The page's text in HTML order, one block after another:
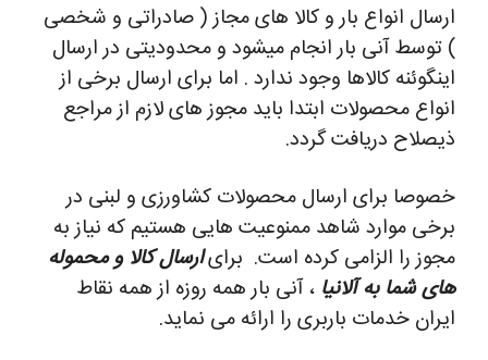
ارسال انواع بار و کالا های مجاز ( صادراتی و شخصی
) توسط آنی بار انجام میشود و محدودیتی در ارسال
اینگوئنه کالاها وجود ندارد . اما برای ارسال برخی از
انواع محصولات ابتدا باید مجوز های لازم از مراجع
ذیصلاح دریافت گردد.
خصوصا برای ارسال محصولات کشاورزی و لبنی در
برخی موارد شاهد ممنوعیت هایی هستیم که نیاز به
مجوز را الزامی کرده است. برایارسال کالا و محموله
های شما به آلانیا ، آنی بار همه روزه از همه نقاط
ایران خدمات باربری را ارائه می نماید.